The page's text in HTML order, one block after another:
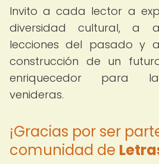
Invito a cada lector a
diversidad cultural, a
lecciones del pasado y
construcción de un
enriquecedor para
venideras.
¡Gracias por ser
comunidad de